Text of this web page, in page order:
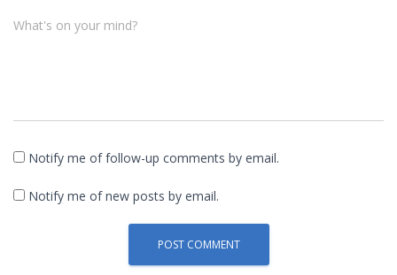
What's on your mind?
Notify me of follow-up comments by email.
Notify me of new posts by email.